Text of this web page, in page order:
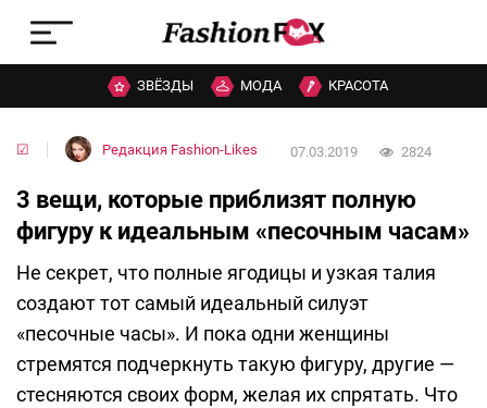
ЗВЁЗДЫ МОДА КРАСОТА
☑ Редакция Fashion-Likes 07.03.2019 2824
3 вещи, которые приблизят полную
фигуру к идеальным «песочным часам»
Не секрет, что полные ягодицы и узкая талия
создают тот самый идеальный силуэт
«песочные часы». И пока одни женщины
стремятся подчеркнуть такую фигуру, другие —
стесняются своих форм, желая их спрятать. Что